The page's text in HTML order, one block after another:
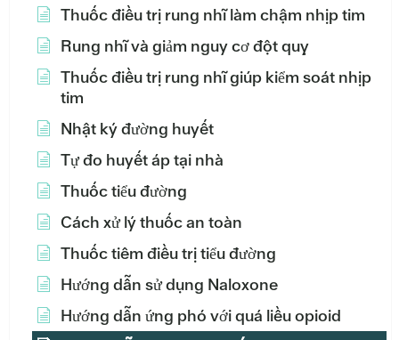
Thuốc điều trị rung nhĩ làm chậm nhịp tim
Rung nhĩ và giảm nguy cơ đột quỵ
Thuốc điều trị rung nhĩ giúp kiểm soát nhịp
tim
Nhật ký đường huyết
Tự đo huyết áp tại nhà
Thuốc tiểu đường
Cách xử lý thuốc an toàn
Thuốc tiêm điều trị tiểu đường
Hướng dẫn sử dụng Naloxone
Hướng dẫn ứng phó với quá liều opioid